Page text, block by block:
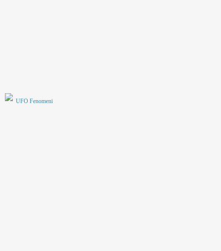
UFO Fenomeni